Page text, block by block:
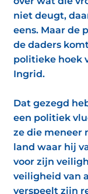
niet deugt,
eens. Maar de
de daders
politieke hoek
Ingrid.
Dat gezegd
een politiek
ze die meneer
land waar hij
voor zijn
veiligheid van
verspeelt zijn